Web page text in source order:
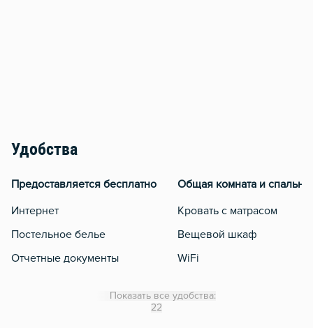
Удобства
Предоставляется бесплатно
Интернет
Постельное белье
Отчетные документы
Общая комната и спальня
Кровать с матрасом
Вещевой шкаф
WiFi
Показать все удобства:
22